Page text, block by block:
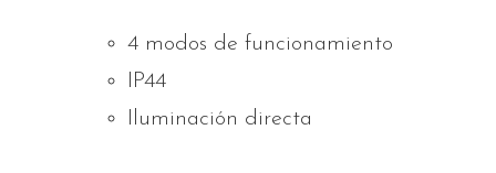
4 modos de funcionamiento
IP44
Iluminación directa